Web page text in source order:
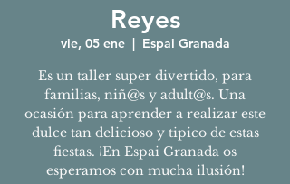
Reyes
vie, 05 ene
  |
Espai Granada
Es un taller super divertido, para
familias, niñ@s y adult@s. Una
ocasión para aprender a realizar este
dulce tan delicioso y tipico de estas
fiestas. ¡En Espai Granada os
esperamos con mucha ilusión!